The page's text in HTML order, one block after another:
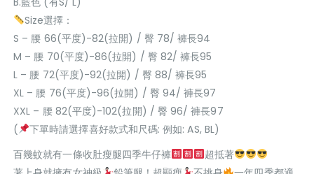
Size選擇：
S – 腰 66(平度)-82(拉開) / 臀 78/ 褲長94
M – 腰 70(平度)-86(拉開) / 臀 82/ 褲長95
L – 腰 72(平度)-92(拉開) / 臀 88/ 褲長95
XL – 腰 76(平度)-96(拉開) / 臀 94/ 褲長97
XXL – 腰 82(平度)-102(拉開) / 臀 96/ 褲長97
(
下單時請選擇喜好款式和尺碼: 例如: AS, BL)
百幾蚊就有一條收肚瘦腿四季牛仔褲
超抵著